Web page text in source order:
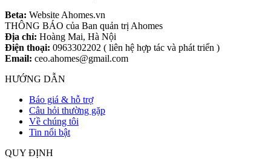
Beta: Website Ahomes.vn
THÔNG BÁO của Ban quản trị Ahomes
Địa chỉ: Hoàng Mai, Hà Nội
Điện thoại: 0963302202 ( liên hệ hợp tác và phát triển )
Email: ceo.ahomes@gmail.com
HƯỚNG DẪN
Báo giá & hỗ trợ
Câu hỏi thường gặp
Về chúng tôi
Tin nổi bật
QUY ĐỊNH